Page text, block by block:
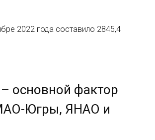
2022 года составило 2845,4
основной фактор
Югры, ЯНАО и